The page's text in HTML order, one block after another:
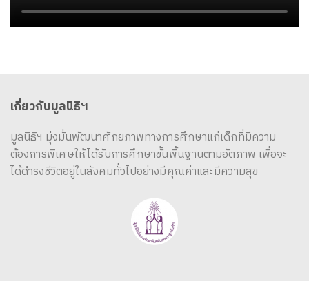
เกี่ยวกับมูลนิธิฯ
มูลนิธิฯ มุ่งมั่นพัฒนาศักยภาพทางการศึกษาแก่เด็กที่มีความ
ต้องการพิเศษให้ได้รับการศึกษาขั้นพื้นฐานตามอัตภาพ เพื่อจะ
ได้ดำรงชีวิตอยู่ในสังคมทั่วไปอย่างมีคุณค่าและมีความสุข